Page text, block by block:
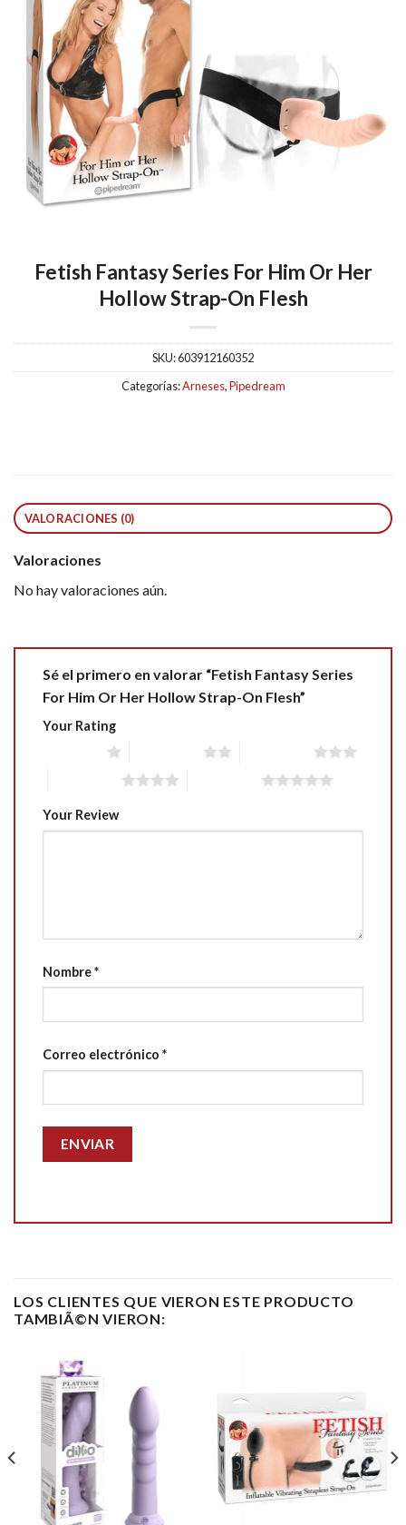
Fetish Fantasy Series For Him Or Her
Hollow Strap-On Flesh
SKU:603912160352
Categorías:Arneses,Pipedream
VALORACIONES (0)
Valoraciones
No hay valoraciones aún.
Sé el primero en valorar “Fetish Fantasy Series
For Him Or Her Hollow Strap-On Flesh”
Your Rating
Your Review
Nombre*
Correo electrónico *
LOS CLIENTES QUE VIERON ESTE PRODUCTO
TAMBIÃ©N VIERON: